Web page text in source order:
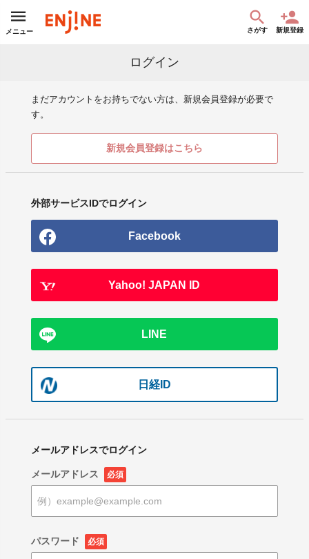
メニュー さがす 新規登録
ログイン
まだアカウントをお持ちでない方は、新規会員登録が必要で
す。
新規会員登録はこちら
外部サービスIDでログイン
Facebook
Yahoo! JAPAN ID
LINE
日経ID
メールアドレスでログイン
メールアドレス 必須
パスワード 必須